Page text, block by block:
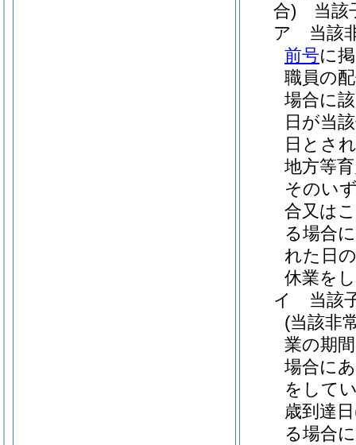
合) 当該
ア
当該
前号に
職員の
場合に
日が当
日とさ
地方等
そのい
合又は
る場合
れた日
休業を
イ
当該
(当該非
業の期
場合に
をして
歳到達日
る場合